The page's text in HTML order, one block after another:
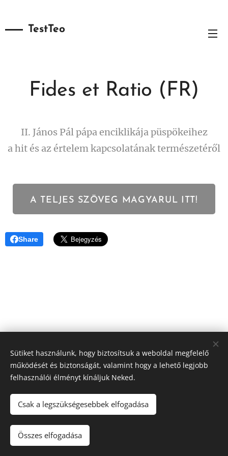
TestTeo
Fides et Ratio (FR)
II. János Pál pápa enciklikája püspökeihez
a hit és az értelem kapcsolatának természetéről
A TELJES SZÖVEG MAGYARUL ITT!
Share
© 2013-2026 Testünk teológiája | Minden jog fenntartva.
| Működésünk támogatója:
Az oldalt a
Sütiket használunk, hogy biztosítsuk a weboldal megfelelő
működését és biztonságát, valamint hogy a lehető legjobb
felhasználói élményt kínáljuk Neked.
Csak a legszükségesebbek elfogadása
Összes elfogadása